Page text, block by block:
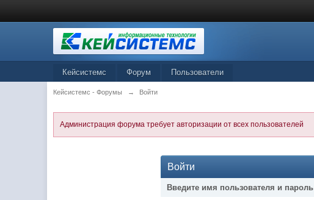
Кейсистемс Форум Пользователи
Кейсистемс - Форумы → Войти
Администрация форума требует авторизации от всех пользователей
Войти
Введите имя пользователя и пароль